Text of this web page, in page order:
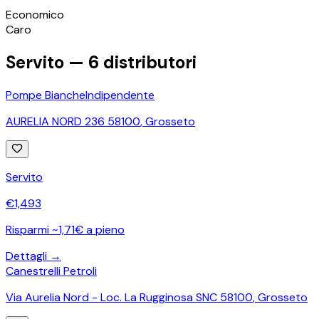
Economico
Caro
Servito — 6 distributori
Pompe BiancheIndipendente
AURELIA NORD 236 58100,Grosseto
Servito
€1,493
Risparmi ~1,71€ a pieno
Dettagli →
Canestrelli Petroli
Via Aurelia Nord - Loc. La Rugginosa SNC 58100,Grosseto